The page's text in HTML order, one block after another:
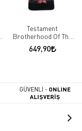
Testament
Brotherhood Of The
Snake Tişört
649,90
GÜVENLİ - ONLINE
ALIŞVERİŞ